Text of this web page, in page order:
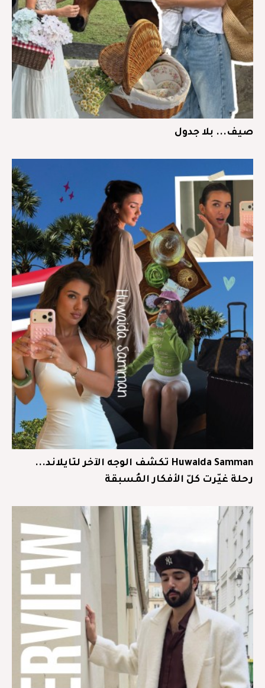
صيف... بلا جدول
Huwaida Samman تكشف الوجه الآخر لتايلاند...
رحلة غيّرت كلّ الأفكار المُسبقة